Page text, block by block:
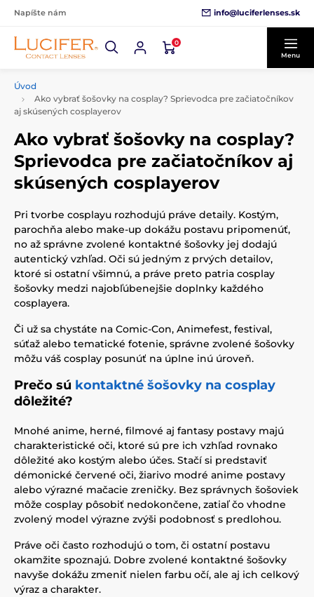
Napíšte nám info@luciferlenses.sk
0
Menu
Úvod
Ako vybrať šošovky na cosplay? Sprievodca pre začiatočníkov
aj skúsených cosplayerov
Ako vybrať šošovky na cosplay?
Sprievodca pre začiatočníkov aj
skúsených cosplayerov
Pri tvorbe cosplayu rozhodujú práve detaily. Kostým,
parochňa alebo make-up dokážu postavu pripomenúť,
no až správne zvolené kontaktné šošovky jej dodajú
autentický vzhľad. Oči sú jedným z prvých detailov,
ktoré si ostatní všimnú, a práve preto patria cosplay
šošovky medzi najobľúbenejšie doplnky každého
cosplayera.
Či už sa chystáte na Comic-Con, Animefest, festival,
súťaž alebo tematické fotenie, správne zvolené šošovky
môžu váš cosplay posunúť na úplne inú úroveň.
Prečo sú kontaktné šošovky na cosplay
dôležité?
Mnohé anime, herné, filmové aj fantasy postavy majú
charakteristické oči, ktoré sú pre ich vzhľad rovnako
dôležité ako kostým alebo účes. Stačí si predstaviť
démonické červené oči, žiarivo modré anime postavy
alebo výrazné mačacie zreničky. Bez správnych šošoviek
môže cosplay pôsobiť nedokončene, zatiaľ čo vhodne
zvolený model výrazne zvýši podobnosť s predlohou.
Práve oči často rozhodujú o tom, či ostatní postavu
okamžite spoznajú. Dobre zvolené kontaktné šošovky
navyše dokážu zmeniť nielen farbu očí, ale aj ich celkový
výraz a charakter.